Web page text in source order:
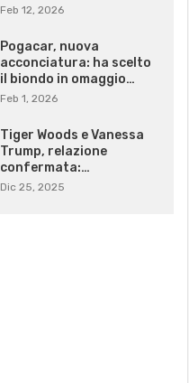
Feb 12, 2026
Pogacar, nuova
acconciatura: ha scelto
il biondo in omaggio…
Feb 1, 2026
Tiger Woods e Vanessa
Trump, relazione
confermata:…
Dic 25, 2025